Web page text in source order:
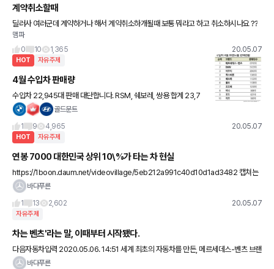
계약취소할때
딜러사 여러군데 계약하거나 해서 계약취소하개될때 보통 뭐라고 하고 취소하시나요 ??
맴파
0
10 1,365 20.05.07
HOT 자유주제
4월 수입차 판매량
수입차 22,945대 판매 대단합니다. RSM, 쉐보레, 쌍용 합계 23,7
38대 벤츠 1등 6745대 BMW 5123대, 포르쉐 1018대 판매 10위
골드문트
1
9 4,965 20.05.07
HOT 자유주제
연봉 7000 대한민국 상위 10\%가 타는 차 현실
https://1boon.daum.net/videovillage/5eb212a991c40d10d1ad3482 캡쳐는
어렵군요 이 내용은 ㅋ 씨클 이상 타시는분들 부러워요 ㅜ ㅜ
바다푸른
1
13 2,602 20.05.07
자유주제
차는 벤츠'라는 말, 이때부터 시작됐다.
다음자동차입력 2020.05.06. 14:51 세계 최초의 자동차를 만든, 메르세데스-벤츠 브랜
바다푸른